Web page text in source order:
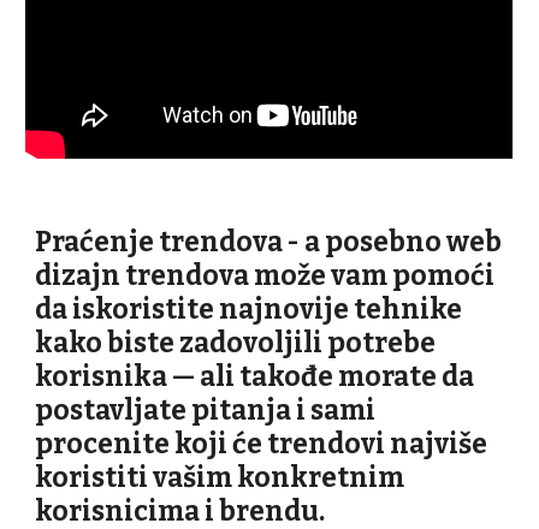
Praćenje trendova - a posebno web
dizajn trendova može vam pomoći
da iskoristite najnovije tehnike
kako biste zadovoljili potrebe
korisnika — ali takođe morate da
postavljate pitanja i sami
procenite koji će trendovi najviše
koristiti vašim konkretnim
korisnicima i brendu.